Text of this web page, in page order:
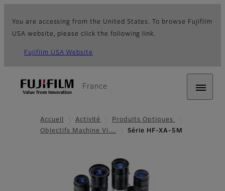
You are accessing from the United States. To browse Fujifilm
USA website, please click the following link.
Fujifilm USA Website
France
Accueil Activité
Produits Optiques
Objectifs Machine Vi…
Série HF-XA-5M